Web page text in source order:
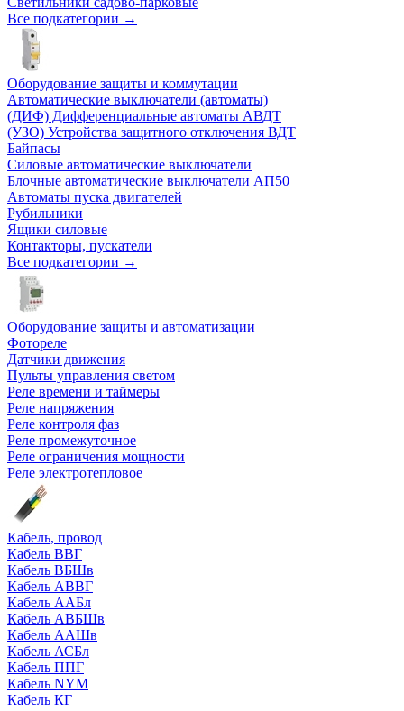
Все подкатегории →
Оборудование защиты и коммутации
Автоматические выключатели (автоматы)
(ДИФ) Дифференциальные автоматы АВДТ
(УЗО) Устройства защитного отключения ВДТ
Байпасы
Силовые автоматические выключатели
Блочные автоматические выключатели АП50
Автоматы пуска двигателей
Рубильники
Ящики силовые
Контакторы, пускатели
Все подкатегории →
Оборудование защиты и автоматизации
Фотореле
Датчики движения
Пульты управления светом
Реле времени и таймеры
Реле напряжения
Реле контроля фаз
Реле промежуточное
Реле ограничения мощности
Реле электротепловое
Кабель, провод
Кабель ВВГ
Кабель ВБШв
Кабель АВВГ
Кабель ААБл
Кабель АВБШв
Кабель ААШв
Кабель АСБл
Кабель ППГ
Кабель NYM
Кабель КГ